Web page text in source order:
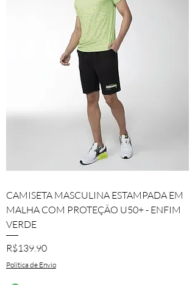
CAMISETA MASCULINA ESTAMPADA EM
MALHA COM PROTEÇÃO U50+ - ENFIM
VERDE
Price
R$139.90
Política de Envio